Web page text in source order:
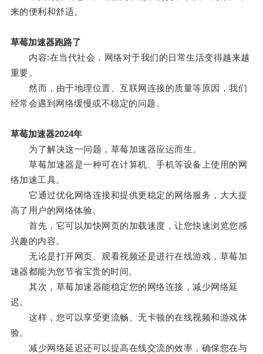
来的便利和舒适。
草莓加速器跑路了
内容:在当代社会，网络对于我们的日常生活变得越来越
重要。
然而，由于地理位置、互联网连接的质量等原因，我们
经常会遇到网络缓慢或不稳定的问题。
草莓加速器2024年
为了解决这一问题，草莓加速器应运而生。
草莓加速器是一种可在计算机、手机等设备上使用的网
络加速工具。
它通过优化网络连接和提供更稳定的网络服务，大大提
高了用户的网络体验。
首先，它可以加快网页的加载速度，让您快速浏览您感
兴趣的内容。
无论是打开网页、观看视频还是进行在线游戏，草莓加
速器都能为您节省宝贵的时间。
其次，草莓加速器能稳定您的网络连接，减少网络延
迟。
这样，您可以享受更流畅、无卡顿的在线视频和游戏体
验。
减少网络延迟还可以提高在线交流的效率，确保您在与